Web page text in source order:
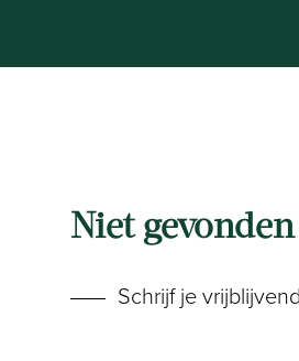
Niet
Schrijf je